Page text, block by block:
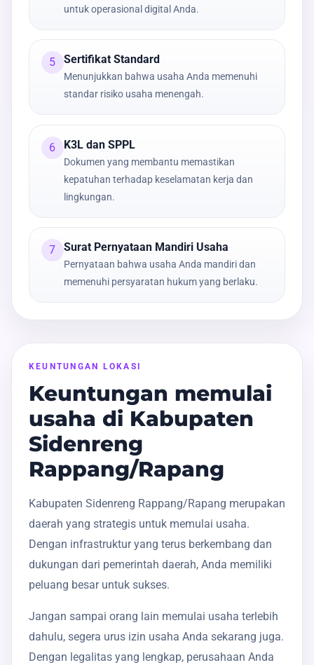
untuk operasional digital Anda.
5 Sertifikat Standard
Menunjukkan bahwa usaha Anda memenuhi
standar risiko usaha menengah.
6 K3L dan SPPL
Dokumen yang membantu memastikan
kepatuhan terhadap keselamatan kerja dan
lingkungan.
7 Surat Pernyataan Mandiri Usaha
Pernyataan bahwa usaha Anda mandiri dan
memenuhi persyaratan hukum yang berlaku.
KEUNTUNGAN LOKASI
Keuntungan memulai
usaha di Kabupaten
Sidenreng
Rappang/Rapang
Kabupaten Sidenreng Rappang/Rapang merupakan
daerah yang strategis untuk memulai usaha.
Dengan infrastruktur yang terus berkembang dan
dukungan dari pemerintah daerah, Anda memiliki
peluang besar untuk sukses.
Jangan sampai orang lain memulai usaha terlebih
dahulu, segera urus izin usaha Anda sekarang juga.
Dengan legalitas yang lengkap, perusahaan Anda